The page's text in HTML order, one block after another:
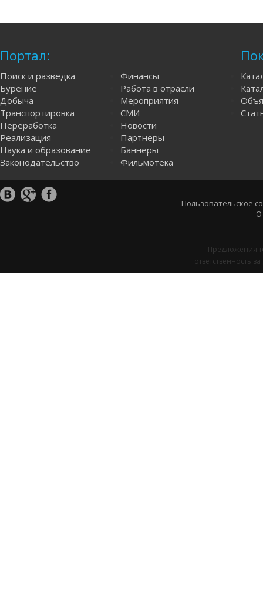
Портал:
Поиск и разведка
Бурение
Добыча
Транспортировка
Переработка
Реализация
Наука и образование
Законодательство
Финансы
Работа в отрасли
Мероприятия
СМИ
Новости
Партнеры
Баннеры
Фильмотека
Пользовательское
О
Предложения
ответственность